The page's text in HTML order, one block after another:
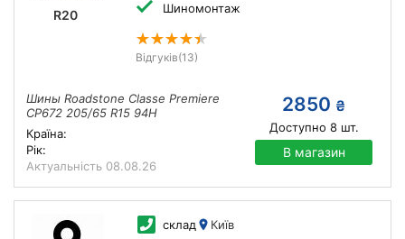
R20 Шиномонтаж
Відгуків(13)
Шины Roadstone Classe Premiere
CP672 205/65 R15 94H
Країна:
Рік:
Актуальність 08.08.26
2850 ₴
Доступно 8шт.
В магазин
склад Київ